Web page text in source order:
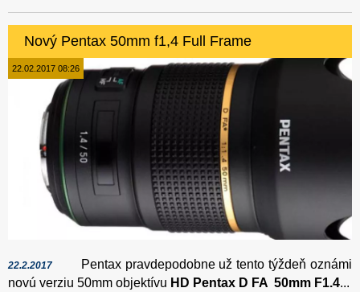
Nový Pentax 50mm f1,4 Full Frame
22.02.2017 08:26
22.2.2017
Pentax pravdepodobne už tento týždeň oznámi
novú verziu 50mm objektívu HD Pentax D FA 50mm F1.4...